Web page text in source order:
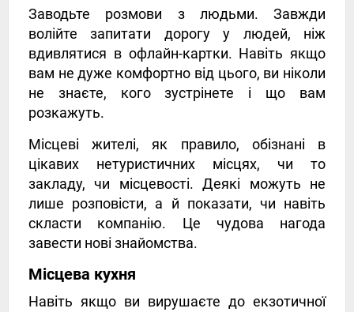
Заводьте розмови з людьми. Завжди
волійте запитати дорогу у людей, ніж
вдивлятися в офлайн-картки. Навіть якщо
вам не дуже комфортно від цього, ви ніколи
не знаєте, кого зустрінете і що вам
розкажуть.
Місцеві жителі, як правило, обізнані в
цікавих нетуристичних місцях, чи то
закладу, чи місцевості. Деякі можуть не
лише розповісти, а й показати, чи навіть
скласти компанію. Це чудова нагода
завести нові знайомства.
Місцева кухня
Навіть якщо ви вирушаєте до екзотичної